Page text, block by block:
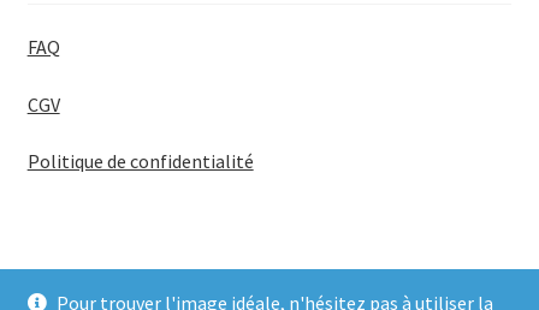
Pour trouver l'image idéale, n'hésitez pas à utiliser la
FAQ
CGV
Politique de confidentialité